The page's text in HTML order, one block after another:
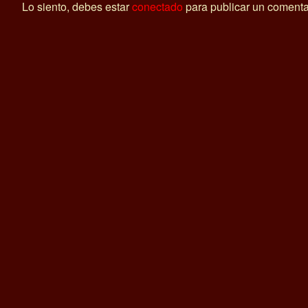
Lo siento, debes estarconectado para publicar un